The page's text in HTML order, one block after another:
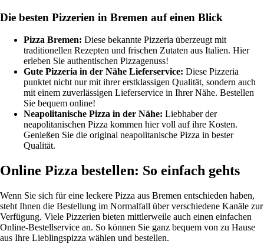
Die besten Pizzerien in Bremen auf einen Blick
Pizza Bremen: Diese bekannte Pizzeria überzeugt mit
traditionellen Rezepten und frischen Zutaten aus Italien. Hier
erleben Sie authentischen Pizzagenuss!
Gute Pizzeria in der Nähe Lieferservice: Diese Pizzeria
punktet nicht nur mit ihrer erstklassigen Qualität, sondern auch
mit einem zuverlässigen Lieferservice in Ihrer Nähe. Bestellen
Sie bequem online!
Neapolitanische Pizza in der Nähe: Liebhaber der
neapolitanischen Pizza kommen hier voll auf ihre Kosten.
Genießen Sie die original neapolitanische Pizza in bester
Qualität.
Online Pizza bestellen: So einfach gehts
Wenn Sie sich für eine leckere Pizza aus Bremen entschieden haben,
steht Ihnen die Bestellung im Normalfall über verschiedene Kanäle zur
Verfügung. Viele Pizzerien bieten mittlerweile auch einen einfachen
Online-Bestellservice an. So können Sie ganz bequem von zu Hause
aus Ihre Lieblingspizza wählen und bestellen.